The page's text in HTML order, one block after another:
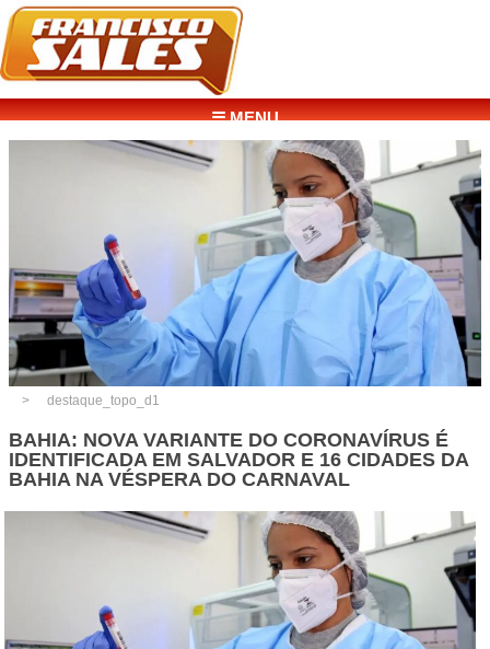
☰ MENU
destaque_topo_d1
BAHIA: NOVA VARIANTE DO CORONAVÍRUS É
IDENTIFICADA EM SALVADOR E 16 CIDADES DA
BAHIA NA VÉSPERA DO CARNAVAL